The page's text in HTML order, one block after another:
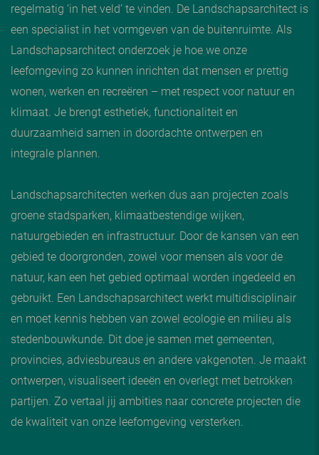
regelmatig ‘in het veld’ te vinden. De Landschapsarchitect is
een specialist in het vormgeven van de buitenruimte. Als
Landschapsarchitect onderzoek je hoe we onze
leefomgeving zo kunnen inrichten dat mensen er prettig
wonen, werken en recreëren – met respect voor natuur en
klimaat. Je brengt esthetiek, functionaliteit en
duurzaamheid samen in doordachte ontwerpen en
integrale plannen.
Landschapsarchitecten werken dus aan projecten zoals
groene stadsparken, klimaatbestendige wijken,
natuurgebieden en infrastructuur. Door de kansen van een
gebied te doorgronden, zowel voor mensen als voor de
natuur, kan een het gebied optimaal worden ingedeeld en
gebruikt. Een Landschapsarchitect werkt multidisciplinair
en moet kennis hebben van zowel ecologie en milieu als
stedenbouwkunde. Dit doe je samen met gemeenten,
provincies, adviesbureaus en andere vakgenoten. Je maakt
ontwerpen, visualiseert ideeën en overlegt met betrokken
partijen. Zo vertaal jij ambities naar concrete projecten die
de kwaliteit van onze leefomgeving versterken.